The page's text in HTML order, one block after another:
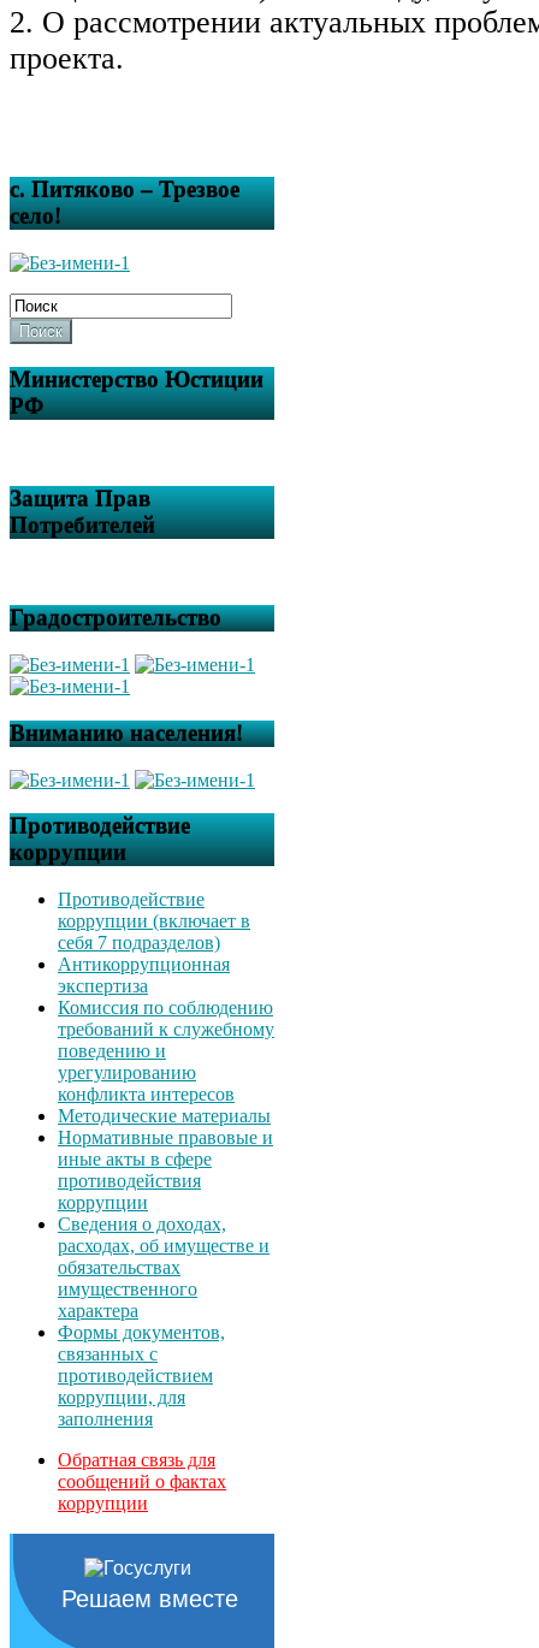
2. О рассмотрении актуальных
проекта.
с. Питяково – Трезвое
село!
Поиск
Министерство Юстиции
РФ
Защита Прав
Потребителей
Градостроительство
Вниманию населения!
Противодействие
коррупции
Противодействие
коррупции (включает в
себя 7 подразделов)
Антикоррупционная
экспертиза
Комиссия по соблюдению
требований к служебному
поведению и
урегулированию
конфликта интересов
Методические материалы
Нормативные правовые и
иные акты в сфере
противодействия
коррупции
Сведения о доходах,
расходах, об имуществе и
обязательствах
имущественного
характера
Формы документов,
связанных с
противодействием
коррупции, для
заполнения
Обратная связь для
сообщений о фактах
коррупции
Решаем вместе